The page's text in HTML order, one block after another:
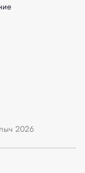
2026